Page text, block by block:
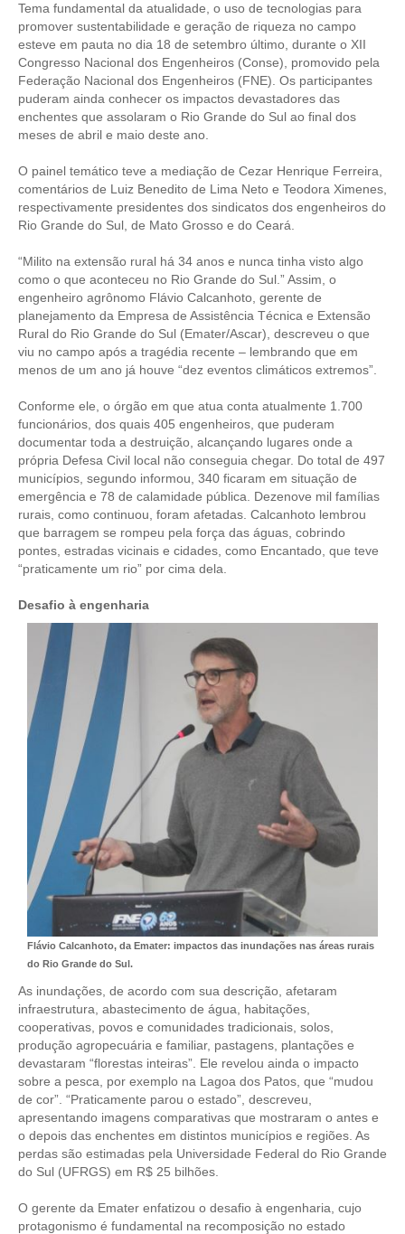
ACORDOS, CONVENÇÕES E DISSÍDIOS
CONTRIBUIÇÕES
CONTRIBUIÇÃO ASSISTENCIAL
CONTRIBUIÇÃO ASSOCIATIVA OU ANUIDADE DE SÓCIO
FGTS CORREÇÃO
LEGISLAÇÃO
LEI 4.950-A/1966 – PISO SALARIAL
LEI 6.496/1977 – ART
RES 1.002/2002 – CÓDIGO DE ÉTICA
HOMOLOGAÇÕES
PISO SALARIAL
FIQUE POR DENTRO
OPORTUNIDADES
APRESENTAÇÃO
EMPREGO E ESTÁGIO
CARREIRA
AUTÔNOMOS E SERVIÇOS
NEWSLETTER
GUIA DAS ENGENHARIAS
CONTATO
CURSOS
ENGENHEIRO EMPREENDEDOR
PLATAFORMAS GRATUITAS
BENEFÍCIOS
APOSENTADORIA
CONVÊNIOS
PLANO DE SAÚDE
Tema fundamental da atualidade, o uso de tecnologias para
promover sustentabilidade e geração de riqueza no campo
esteve em pauta no dia 18 de setembro último, durante o XII
Congresso Nacional dos Engenheiros (Conse), promovido pela
Federação Nacional dos Engenheiros (FNE). Os participantes
puderam ainda conhecer os impactos devastadores das
enchentes que assolaram o Rio Grande do Sul ao final dos
meses de abril e maio deste ano.
O painel temático teve a mediação de Cezar Henrique Ferreira,
comentários de Luiz Benedito de Lima Neto e Teodora Ximenes,
respectivamente presidentes dos sindicatos dos engenheiros do
Rio Grande do Sul, de Mato Grosso e do Ceará.
“Milito na extensão rural há 34 anos e nunca tinha visto algo
como o que aconteceu no Rio Grande do Sul.” Assim, o
engenheiro agrônomo Flávio Calcanhoto, gerente de
planejamento da Empresa de Assistência Técnica e Extensão
Rural do Rio Grande do Sul (Emater/Ascar), descreveu o que
viu no campo após a tragédia recente – lembrando que em
menos de um ano já houve “dez eventos climáticos extremos”.
Conforme ele, o órgão em que atua conta atualmente 1.700
funcionários, dos quais 405 engenheiros, que puderam
documentar toda a destruição, alcançando lugares onde a
própria Defesa Civil local não conseguia chegar. Do total de 497
municípios, segundo informou, 340 ficaram em situação de
emergência e 78 de calamidade pública. Dezenove mil famílias
rurais, como continuou, foram afetadas. Calcanhoto lembrou
que barragem se rompeu pela força das águas, cobrindo
pontes, estradas vicinais e cidades, como Encantado, que teve
“praticamente um rio” por cima dela.
Desafio à engenharia
Flávio Calcanhoto, da Emater: impactos das inundações nas áreas rurais
do Rio Grande do Sul.
As inundações, de acordo com sua descrição, afetaram
infraestrutura, abastecimento de água, habitações,
cooperativas, povos e comunidades tradicionais, solos,
produção agropecuária e familiar, pastagens, plantações e
devastaram “florestas inteiras”. Ele revelou ainda o impacto
sobre a pesca, por exemplo na Lagoa dos Patos, que “mudou
de cor”. “Praticamente parou o estado”, descreveu,
apresentando imagens comparativas que mostraram o antes e
o depois das enchentes em distintos municípios e regiões. As
perdas são estimadas pela Universidade Federal do Rio Grande
do Sul (UFRGS) em R$ 25 bilhões.
O gerente da Emater enfatizou o desafio à engenharia, cujo
protagonismo é fundamental na recomposição no estado